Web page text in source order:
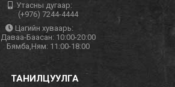
Утасны дугаар:
(+976) 7244-4444
Цагийн хуваарь:
Даваа-Баасан: 10:00-20:00
Бямба,Ням: 11:00-18:00
ТАНИЛЦУУЛГА